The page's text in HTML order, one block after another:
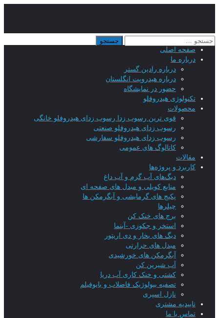
صفحه اصلی
درباره ما
درباره رادین گستر
درباره هیدروپت انگلستان
حضور در نمایشگاه
تکنولوژی هیدروفلو
محصولات
قوی ترین رسوب زدا رسوب زدای هیدروفلو خانگی
رسوب زدای هیدروفلو صنعتی
رسوب زدای هیدروفلو سفارشی
کاتالوگ های عمومی
مقالات
کاربرد و پروژه‌ها
دیگ‌های آب گرم و آب داغ
منابع کویلی و مبدل های صفحه ای
پکیج های گرمایشی و آبگرمکن ها
چیلرها
برج های خنک کن
استخر و جکوزی -آبنما
دیگ های بخار و دی اریتور
مبدل های حرارتی
آبگرمکن های خورشیدی
آب شیرین کن
کشتی و خنک کاری آب دریا
تصفیه بیولوژیک فاضلاب و بایوفیلم
نازل اسپری
تاییدیه‌ مشتری
تماس با ما